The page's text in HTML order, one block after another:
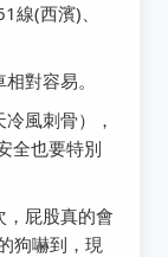
線(西濱)、
對容易。
風刺骨），
全也要特別
，屁股真的會
狗嚇到，現